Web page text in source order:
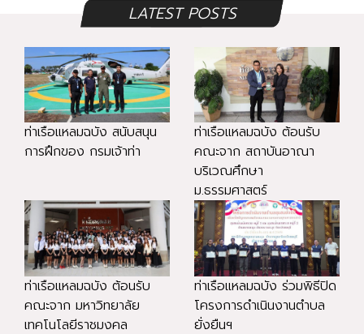
LATEST POSTS
ท่าเรือแหลมฉบัง สนับสนุน
การฝึกของ กรมเจ้าท่า
ท่าเรือแหลมฉบัง ต้อนรับ
คณะจาก สถาบันอาณา
บริเวณศึกษา
ม.ธรรมศาสตร์
ท่าเรือแหลมฉบัง ต้อนรับ
คณะจาก มหาวิทยาลัย
เทคโนโลยีราชมงคล
ท่าเรือแหลมฉบัง ร่วมพิธีปิด
โครงการดำเนินงานตำบล
ยั่งยืนฯ